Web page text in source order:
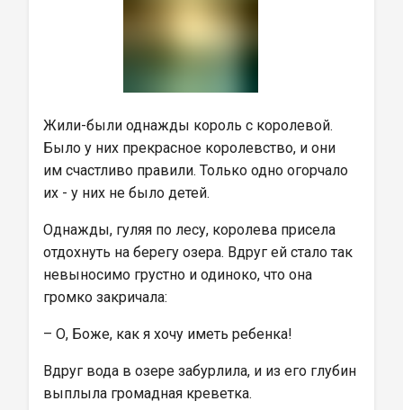
Жили-были однажды король с королевой.
Было у них прекрасное королевство, и они
им счастливо правили. Только одно огорчало
их - у них не было детей.
Однажды, гуляя по лесу, королева присела
отдохнуть на берегу озера. Вдруг ей стало так
невыносимо грустно и одиноко, что она
громко закричала:
– О, Боже, как я хочу иметь ребенка!
Вдруг вода в озере забурлила, и из его глубин
выплыла громадная креветка.